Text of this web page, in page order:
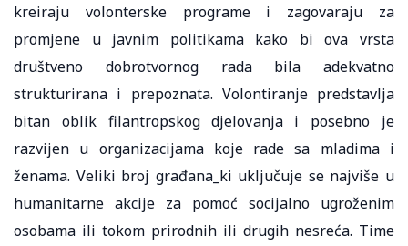
kreiraju volonterske programe i zagovaraju za
promjene u javnim politikama kako bi ova vrsta
društveno dobrotvornog rada bila adekvatno
strukturirana i prepoznata. Volontiranje predstavlja
bitan oblik filantropskog djelovanja i posebno je
razvijen u organizacijama koje rade sa mladima i
ženama. Veliki broj građana_ki uključuje se najviše u
humanitarne akcije za pomoć socijalno ugroženim
osobama ili tokom prirodnih ili drugih nesreća. Time